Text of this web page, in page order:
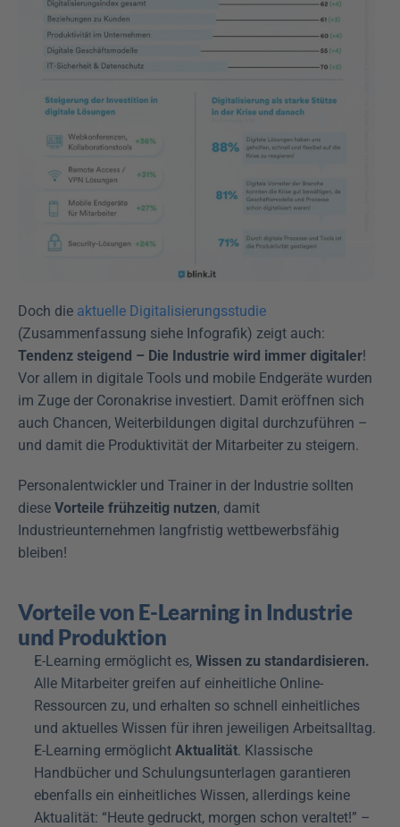
Doch die aktuelle Digitalisierungsstudie
Tendenz steigend – Die Industrie wird immer digitaler!
Vor allem in digitale Tools und mobile Endgeräte wurden
im Zuge der Coronakrise investiert. Damit eröffnen sich
auch Chancen, Weiterbildungen digital durchzuführen –
und damit die Produktivität der Mitarbeiter zu steigern.
Personalentwickler und Trainer in der Industrie sollten
diese Vorteile frühzeitig nutzen, damit
Industrieunternehmen langfristig wettbewerbsfähig
bleiben!
Vorteile von E-Learning in Industrie
und Produktion
E-Learning ermöglicht es, Wissen zu standardisieren.
Alle Mitarbeiter greifen auf einheitliche Online-
Ressourcen zu, und erhalten so schnell einheitliches
und aktuelles Wissen für ihren jeweiligen Arbeitsalltag.
E-Learning ermöglicht Aktualität. Klassische
Handbücher und Schulungsunterlagen garantieren
ebenfalls ein einheitliches Wissen, allerdings keine
Aktualität: “Heute gedruckt, morgen schon veraltet!” –